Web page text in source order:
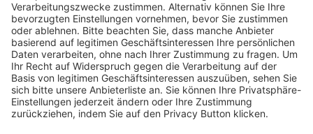
Schulungsangebot Vereinsmitarbeiter
BFV-Geschäftsstellen
Trainerbörse
Login SpielPlus
FOLGE DEM BFV